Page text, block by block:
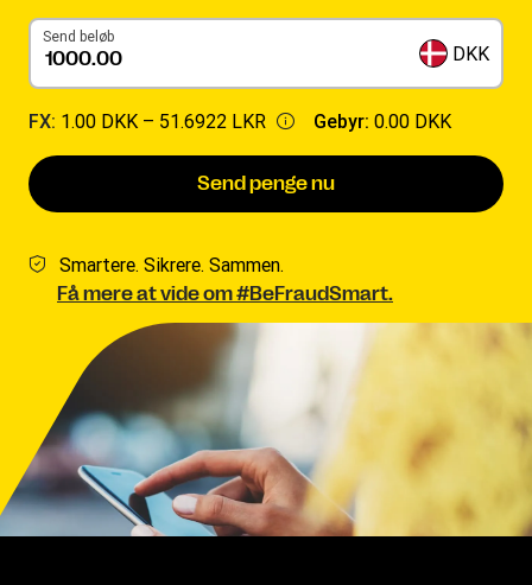
Send beløb
DKK
FX: 1.00 DKK – 51.6922 LKR Gebyr: 0.00 DKK
Send penge nu
Smartere. Sikrere. Sammen.
Få mere at vide om #BeFraudSmart.